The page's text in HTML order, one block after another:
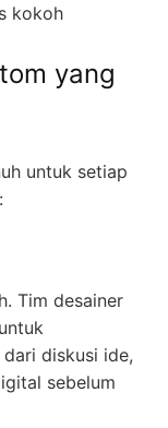
kokoh
yang
untuk setiap
Tim desainer
diskusi ide,
sebelum